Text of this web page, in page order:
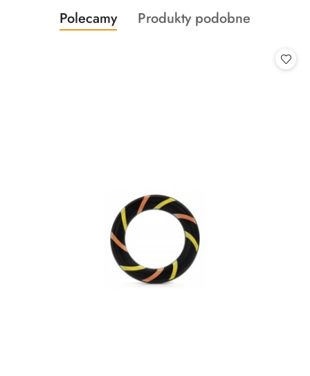
Pomiń karuzelę produktów
Produkty
o
Polecamy
Produkty
Produkty podobne